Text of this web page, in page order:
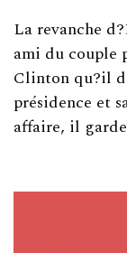
La revanche
ami du
Clinton qu?il
présidence et
affaire, il